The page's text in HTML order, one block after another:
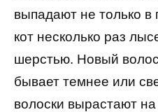
выпадают не только в
кот несколько раз
шерстью. Новый
бывает темнее или
волоски вырастают на